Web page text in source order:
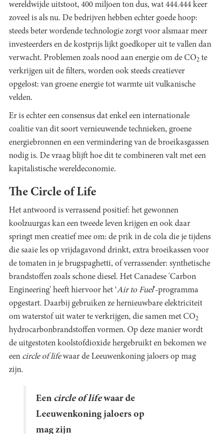
wereldwijde uitstoot, 400 miljoen ton dus, wat 444.444 keer
zoveel is als nu. De bedrijven hebben echter goede hoop:
steeds beter wordende technologie zorgt voor alsmaar meer
investeerders en de kostprijs lijkt goedkoper uit te vallen dan
verwacht. Problemen zoals nood aan energie om de CO2 te
verkrijgen uit de filters, worden ook steeds creatiever
opgelost: van groene energie tot warmte uit vulkanische
velden.
Er is echter een consensus dat enkel een internationale
coalitie van dit soort vernieuwende technieken, groene
energiebronnen en een vermindering van de broeikasgassen
nodig is. De vraag blijft hoe dit te combineren valt met een
kapitalistische wereldeconomie.
The Circle of Life
Het antwoord is verrassend positief: het gewonnen
koolzuurgas kan een tweede leven krijgen en ook daar
springt men creatief mee om: de prik in de cola die je tijdens
die saaie les op vrijdagavond drinkt, extra broeikassen voor
de tomaten in je brugspaghetti, of verrassender: synthetische
brandstoffen zoals schone diesel. Het Canadese 'Carbon
Engineering' heeft hiervoor het ‘Air to Fuel’-programma
opgestart. Daarbij gebruiken ze hernieuwbare elektriciteit
om waterstof uit water te verkrijgen, die samen met CO2
hydrocarbonbrandstoffen vormen. Op deze manier wordt
de uitgestoten koolstofdioxide hergebruikt en bekomen we
een circle of lifewaar de Leeuwenkoning jaloers op mag
zijn.
Een circle of lifewaar de
Leeuwenkoning jaloers op
mag zijn